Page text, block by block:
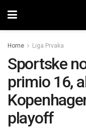
Home Liga Prvaka
Sportske
primio 16,
playoff